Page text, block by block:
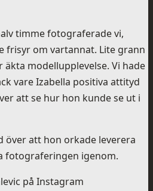
timme fotograferade vi,
frisyr om vartannat. Lite grann
modellupplevelse. Vi hade
vare Izabella positiva attityd
att se hur hon kunde se ut i
över att hon orkade leverera
fotograferingen igenom.
på Instagram